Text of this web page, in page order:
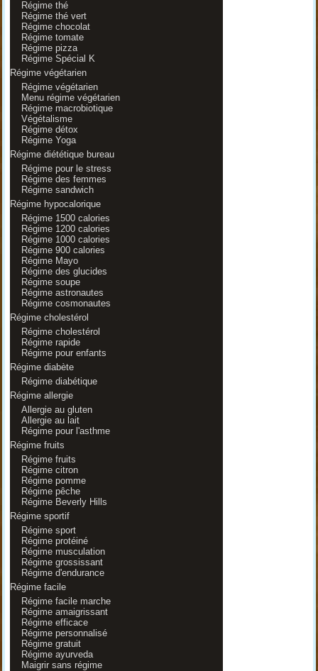
Régime thé
Régime thé vert
Régime chocolat
Régime tomate
Régime pizza
Régime Spécial K
Régime végétarien
Régime végétarien
Menu régime végétarien
Régime macrobiotique
Végétalisme
Régime détox
Régime Yoga
Régime diététique bureau
Régime pour le stress
Régime des femmes
Régime sandwich
Régime hypocalorique
Régime 1500 calories
Régime 1200 calories
Régime 1000 calories
Régime 900 calories
Régime Mayo
Régime des glucides
Régime soupe
Régime astronautes
Régime cosmonautes
Régime cholestérol
Régime cholestérol
Régime rapide
Régime pour enfants
Régime diabète
Régime diabétique
Régime allergie
Allergie au gluten
Allergie au lait
Régime pour l'asthme
Régime fruits
Régime fruits
Régime citron
Régime pomme
Régime pêche
Régime Beverly Hills
Régime sportif
Régime sport
Régime protéiné
Régime musculation
Régime grossissant
Régime d'endurance
Régime facile
Régime facile marche
Régime amaigrissant
Régime efficace
Régime personnalisé
Régime gratuit
Régime ayurveda
Maigrir sans régime